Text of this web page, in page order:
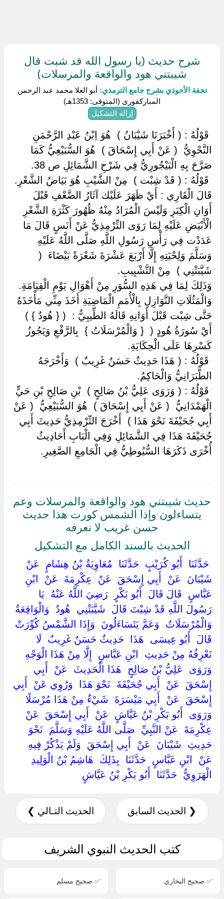
شرح حديث (يا رسول الله قد شبت قال
شيبتني هود والواقعة والمرسلات)
تحفة الأحوذي بشرح جامع الترمذي: أبو العلا محمد عبد الرحمن
المباركفورى (المتوفى: 1353هـ)
إزالة التشكيل
‏ ‏قَوْلُهُ : ( أَخْبَرَنَا شَيْبَانُ ) ‏ ‏هُوَ اِبْنُ عَبْدِ الرَّحْمَنِ
النَّحْوِيُّ ‏ ‏( عَنْ أَبِي إِسْحَاقَ ) ‏ ‏هُوَ السُّبَيْعِيُّ كَمَا
صَرَّحَ بِهِ الْبَيْجُورِيُّ فِي شَرْحِ الشَّمَائِلِ ص 38.
‏ ‏قَوْلُهُ : ( قَدْ شِبْت ) ‏ ‏مِنْ الشَّيْبِ هُوَ بَيَاضُ الشَّعْرِ.
قَالَ الْقَارِي : أَيْ ظَهَرَ عَلَيْك آثَارُ الضَّعْفِ قَبْلَ
أَوَانِ الْكِبَرِ وَلَيْسَ الْمُرَادُ مِنْهُ ظُهُورَ كَثْرَةِ الشَّعْرِ
الْأَبْيَضِ عَلَيْهِ لِمَا رَوَى التِّرْمِذِيُّ عَنْ أَنَسٍ قَالَ مَا
عَدَدْت فِي رَأْسِ رَسُولِ اللَّهِ صَلَّى اللَّهُ عَلَيْهِ
وَسَلَّمَ وَلِحْيَتِهِ إِلَّا أَرْبَعَ عَشْرَةَ شَعْرَةً بَيْضَاءَ ‏ ‏(
شَيَّبَتْنِي ) ‏ ‏مِنْ التَّشْيِيبِ.
وَذَلِكَ لِمَا فِي هَذِهِ السُّوَرِ مِنْ أَهْوَالِ يَوْمِ الْقِيَامَةِ.
وَالْمَثُلَاتِ النَّوَازِلِ بِالْأُمَمِ الْمَاضِيَةِ أَخَذَ مِنِّي مَأْخَذَهُ
حَتَّى شِبْت قَبْلَ أَوَانِهِ قَالَهُ الطِّيبِيُّ : ‏ ‏( { هُودٌ } ) ‏
‏أَيْ سُورَةُ هُودٍ ( ‏ ‏{ وَالْمُرْسَلَاتُ } ‏ ‏بِالرَّفْعِ وَيَجُوزُ
كَسْرِهَا عَلَى الْحِكَايَةِ.
‏ ‏قَوْلُهُ : ( هَذَا حَدِيثٌ حَسَنٌ غَرِيبٌ ) ‏ ‏وَأَخْرَجَهُ
الطَّبَرَانِيُّ وَالْحَاكِمُ.
‏ ‏قَوْلُهُ : ( وَرَوَى عَلِيُّ بْنُ صَالِحٍ ) ‏ ‏بْنِ صَالِحِ بْنِ حَيٍّ
الْهَمْدَانِيُّ ‏ ‏( عَنْ أَبِي إِسْحَاقَ ) ‏ ‏هُوَ السُّبَيْعِيُّ ‏ ‏( عَنْ
أَبِي جُحَيْفَةَ نَحْوَ هَذَا ) ‏ ‏أَخْرَجَ التِّرْمِذِيُّ حَدِيثَ أَبِي
جُحَيْفَةَ هَذَا فِي الشَّمَائِلِ وَفِي الْبَابِ أَحَادِيثُ
أُخْرَى ذَكَرَهَا السُّيُوطِيُّ فِي الْجَامِعِ الصَّغِيرِ.
حديث شيبتني هود والواقعة والمرسلات وعم
يتساءلون وإذا الشمس كورت هذا حديث
حسن غريب لا نعرفه
الحديث بالسند الكامل مع التشكيل
‏ ‏حَدَّثَنَا ‏ ‏أَبُو كُرَيْبٍ ‏ ‏حَدَّثَنَا ‏ ‏مُعَاوِيَةُ بْنُ هِشَامٍ ‏ ‏عَنْ ‏
‏شَيْبَانَ ‏ ‏عَنْ ‏ ‏أَبِي إِسْحَقَ ‏ ‏عَنْ ‏ ‏عِكْرِمَةَ ‏ ‏عَنْ ‏ ‏ابْنِ
عَبَّاسٍ ‏ ‏قَالَ قَالَ ‏ ‏أَبُو بَكْرٍ ‏ ‏رَضِيَ اللَّهُ عَنْهُ ‏ ‏يَا
رَسُولَ اللَّهِ قَدْ شِبْتَ قَالَ ‏ ‏شَيَّبَتْنِي ‏ ‏هُودٌ ‏ ‏وَالْوَاقِعَةُ ‏
‏وَالْمُرْسَلَاتُ ‏ ‏وَعَمَّ يَتَسَاءَلُونَ ‏ ‏وَإِذَا الشَّمْسُ كُوِّرَتْ ‏
‏قَالَ ‏ ‏أَبُو عِيسَى ‏ ‏هَذَا ‏ ‏حَدِيثٌ حَسَنٌ غَرِيبٌ ‏ ‏لَا
نَعْرِفُهُ مِنْ حَدِيثِ ‏ ‏ابْنِ عَبَّاسٍ ‏ ‏إِلَّا مِنْ هَذَا الْوَجْهِ ‏
‏وَرَوَى ‏ ‏عَلِيُّ بْنُ صَالِحٍ ‏ ‏هَذَا الْحَدِيثَ ‏ ‏عَنْ ‏ ‏أَبِي
إِسْحَقَ ‏ ‏عَنْ ‏ ‏أَبِي جُحَيْفَةَ ‏ ‏نَحْوَ هَذَا ‏ ‏وَرُوِي عَنْ ‏ ‏أَبِي
إِسْحَقَ ‏ ‏عَنْ ‏ ‏أَبِي مَيْسَرَةَ ‏ ‏شَيْءٌ مِنْ هَذَا مُرْسَلًا ‏
‏وَرَوَى ‏ ‏أَبُو بَكْرِ بْنُ عَيَّاشٍ ‏ ‏عَنْ ‏ ‏أَبِي إِسْحَقَ ‏ ‏عَنْ ‏
‏عِكْرِمَةَ ‏ ‏عَنْ النَّبِيِّ ‏ ‏صَلَّى اللَّهُ عَلَيْهِ وَسَلَّمَ ‏ ‏نَحْوَ
حَدِيثِ ‏ ‏شَيْبَانَ ‏ ‏عَنْ ‏ ‏أَبِي إِسْحَقَ ‏ ‏وَلَمْ يَذْكُرْ فِيهِ
عَنْ ‏ ‏ابْنِ عَبَّاسٍ ‏ ‏حَدَّثَنَا ‏ ‏بِذَلِكَ ‏ ‏هَاشِمُ بْنُ الْوَلِيدِ
الْهَرَوِيُّ ‏ ‏حَدَّثَنَا ‏ ‏أَبُو بَكْرِ بْنُ عَيَّاشٍ ‏
❮ الحديث السابق الحديث التـالي ❯
كتب الحديث النبوي الشريف
✅ صحيح البخاري ✅ صحيح مسلم